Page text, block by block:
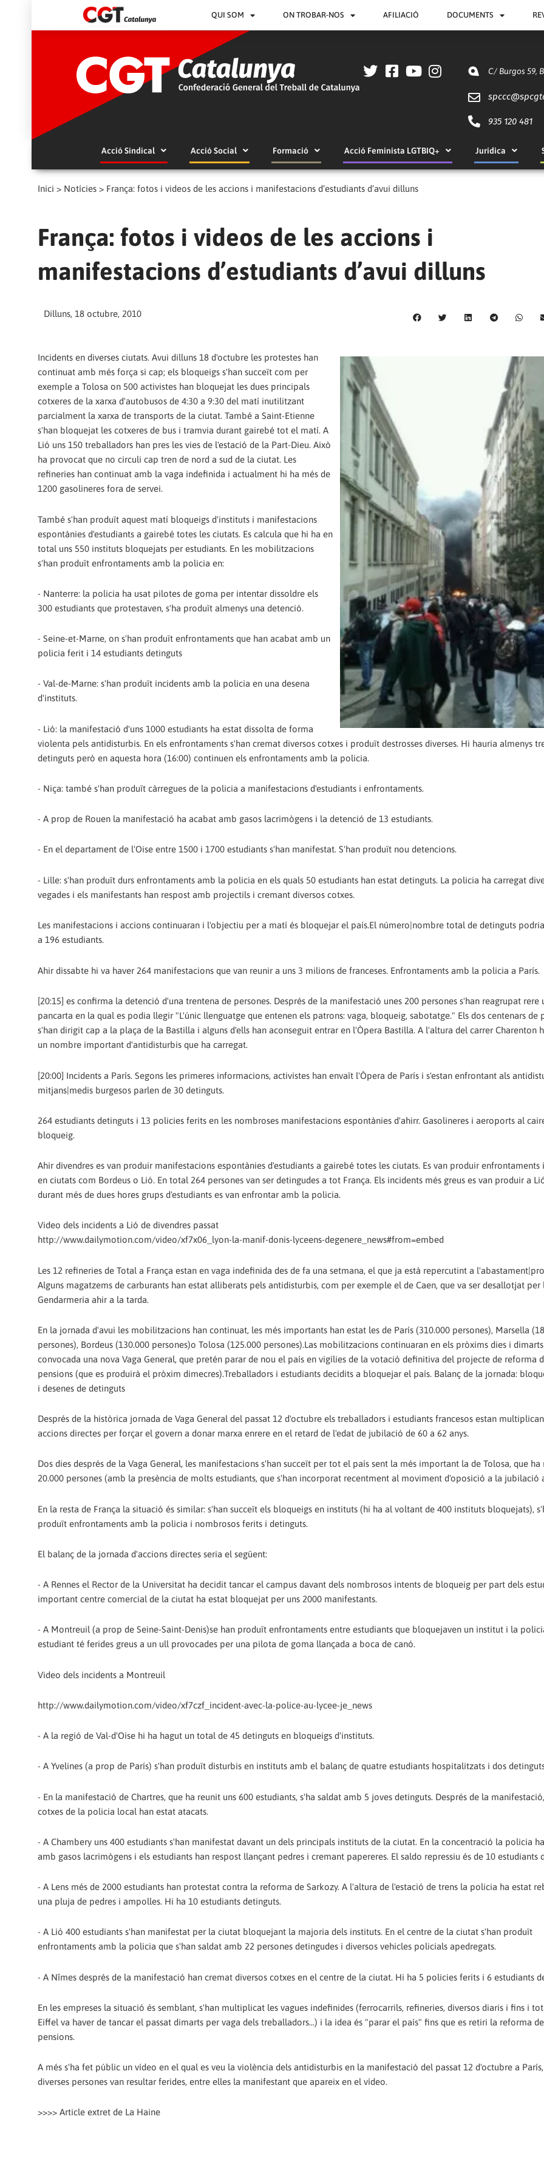
QUI SOM ON TROBAR-NOS AFILIACIÓ DOCUMENTS
C/ Burgos 59,
spccc@
935 120 481
Acció Sindical Acció Social Formació Acció Feminista LGTBIQ+ Jurídica
Inici > Notícies > França: fotos i videos de les accions i manifestacions d’estudiants d’avui dilluns
França: fotos i videos de les accions i
manifestacions d’estudiants d’avui dilluns
Dilluns, 18 octubre, 2010
Incidents en diverses ciutats. Avui dilluns 18 d'octubre les protestes han
continuat amb més força si cap; els bloqueigs s'han succeït com per
exemple a Tolosa on 500 activistes han bloquejat les dues principals
cotxeres de la xarxa d'autobusos de 4:30 a 9:30 del matí inutilitzant
parcialment la xarxa de transports de la ciutat. També a Saint-Etienne
s'han bloquejat les cotxeres de bus i tramvia durant gairebé tot el matí. A
Lió uns 150 treballadors han pres les vies de l'estació de la Part-Dieu. Això
ha provocat que no circuli cap tren de nord a sud de la ciutat. Les
refineries han continuat amb la vaga indefinida i actualment hi ha més de
1200 gasolineres fora de servei.
També s'han produït aquest matí bloqueigs d'instituts i manifestacions
espontànies d'estudiants a gairebé totes les ciutats. Es calcula que hi ha en
total uns 550 instituts bloquejats per estudiants. En les mobilitzacions
s'han produït enfrontaments amb la policia en:
- Nanterre: la policia ha usat pilotes de goma per intentar dissoldre els
300 estudiants que protestaven, s'ha produït almenys una detenció.
- Seine-et-Marne, on s'han produït enfrontaments que han acabat amb un
policia ferit i 14 estudiants detinguts
- Val-de-Marne: s'han produït incidents amb la policia en una desena
d'instituts.
- Lió: la manifestació d'uns 1000 estudiants ha estat dissolta de forma
violenta pels antidisturbis. En els enfrontaments s'han cremat diversos cotxes i produït destrosses diverses. Hi hauria almenys
detinguts però en aquesta hora (16:00) continuen els enfrontaments amb la policia.
- Niça: també s'han produït càrregues de la policia a manifestacions d'estudiants i enfrontaments.
- A prop de Rouen la manifestació ha acabat amb gasos lacrimògens i la detenció de 13 estudiants.
- En el departament de l'Oise entre 1500 i 1700 estudiants s'han manifestat. S'han produït nou detencions.
- Lille: s'han produït durs enfrontaments amb la policia en els quals 50 estudiants han estat detinguts. La policia ha carregat
vegades i els manifestants han respost amb projectils i cremant diversos cotxes.
Les manifestacions i accions continuaran i l'objectiu per a matí és bloquejar el país.El número|nombre total de detinguts
a 196 estudiants.
Ahir dissabte hi va haver 264 manifestacions que van reunir a uns 3 milions de franceses. Enfrontaments amb la policia a París.
[20:15] es confirma la detenció d'una trentena de persones. Després de la manifestació unes 200 persones s'han reagrupat rere
pancarta en la qual es podia llegir "L'únic llenguatge que entenen els patrons: vaga, bloqueig, sabotatge." Els dos centenars de
s'han dirigit cap a la plaça de la Bastilla i alguns d'ells han aconseguit entrar en l'Òpera Bastilla. A l'altura del carrer Charenton
un nombre important d'antidisturbis que ha carregat.
[20:00] Incidents a París. Segons les primeres informacions, activistes han envaït l'Òpera de París i s'estan enfrontant als
mitjans|medis burgesos parlen de 30 detinguts.
264 estudiants detinguts i 13 policies ferits en les nombroses manifestacions espontànies d'ahirr. Gasolineres i aeroports al
bloqueig.
Ahir divendres es van produir manifestacions espontànies d'estudiants a gairebé totes les ciutats. Es van produir
en ciutats com Bordeus o Lió. En total 264 persones van ser detingudes a tot França. Els incidents més greus es van produir a
durant més de dues hores grups d'estudiants es van enfrontar amb la policia.
Video dels incidents a Lió de divendres passat
http://www.dailymotion.com/video/xf7x06_lyon-la-manif-donis-lyceens-degenere_news#from=embed
Les 12 refineries de Total a França estan en vaga indefinida des de fa una setmana, el que ja està repercutint a
Alguns magatzems de carburants han estat alliberats pels antidisturbis, com per exemple el de Caen, que va ser desallotjat per
Gendarmeria ahir a la tarda.
En la jornada d'avui les mobilitzacions han continuat, les més importants han estat les de París (310.000 persones), Marsella
persones), Bordeus (130.000 persones)o Tolosa (125.000 persones).Las mobilitzacions continuaran en els pròxims dies i
convocada una nova Vaga General, que pretén parar de nou el país en vigílies de la votació definitiva del projecte de reforma
pensions (que es produirà el pròxim dimecres).Treballadors i estudiants decidits a bloquejar el país. Balanç de la jornada:
i desenes de detinguts
Després de la històrica jornada de Vaga General del passat 12 d'octubre els treballadors i estudiants francesos estan
accions directes per forçar el govern a donar marxa enrere en el retard de l'edat de jubilació de 60 a 62 anys.
Dos dies després de la Vaga General, les manifestacions s'han succeït per tot el país sent la més important la de Tolosa, que ha
20.000 persones (amb la presència de molts estudiants, que s'han incorporat recentment al moviment d'oposició a la jubilació
En la resta de França la situació és similar: s'han succeït els bloqueigs en instituts (hi ha al voltant de 400 instituts bloquejats),
produït enfrontaments amb la policia i nombrosos ferits i detinguts.
El balanç de la jornada d'accions directes seria el següent:
- A Rennes el Rector de la Universitat ha decidit tancar el campus davant dels nombrosos intents de bloqueig per part dels
important centre comercial de la ciutat ha estat bloquejat per uns 2000 manifestants.
- A Montreuil (a prop de Seine-Saint-Denis)se han produït enfrontaments entre estudiants que bloquejaven un institut i la
estudiant té ferides greus a un ull provocades per una pilota de goma llançada a boca de canó.
Video dels incidents a Montreuil
http://www.dailymotion.com/video/xf7czf_incident-avec-la-police-au-lycee-je_news
- A la regió de Val-d'Oise hi ha hagut un total de 45 detinguts en bloqueigs d'instituts.
- A Yvelines (a prop de París) s'han produït disturbis en instituts amb el balanç de quatre estudiants hospitalitzats i dos
- En la manifestació de Chartres, que ha reunit uns 600 estudiants, s'ha saldat amb 5 joves detinguts. Després de la
cotxes de la policia local han estat atacats.
- A Chambery uns 400 estudiants s'han manifestat davant un dels principals instituts de la ciutat. En la concentració la policia
amb gasos lacrimògens i els estudiants han respost llançant pedres i cremant papereres. El saldo repressiu és de 10 estudiants
- A Lens més de 2000 estudiants han protestat contra la reforma de Sarkozy. A l'altura de l'estació de trens la policia ha estat
una pluja de pedres i ampolles. Hi ha 10 estudiants detinguts.
- A Lió 400 estudiants s'han manifestat per la ciutat bloquejant la majoria dels instituts. En el centre de la ciutat s'han produït
enfrontaments amb la policia que s'han saldat amb 22 persones detingudes i diversos vehicles policials apedregats.
- A Nîmes després de la manifestació han cremat diversos cotxes en el centre de la ciutat. Hi ha 5 policies ferits i 6 estudiants
En les empreses la situació és semblant, s'han multiplicat les vagues indefinides (ferrocarrils, refineries, diversos diaris i fins i
Eiffel va haver de tancar el passat dimarts per vaga dels treballadors...) i la idea és "parar el país" fins que es retiri la reforma
pensions.
A més s'ha fet públic un vídeo en el qual es veu la violència dels antidisturbis en la manifestació del passat 12 d'octubre a
diverses persones van resultar ferides, entre elles la manifestant que apareix en el vídeo.
>>>> Article extret de La Haine